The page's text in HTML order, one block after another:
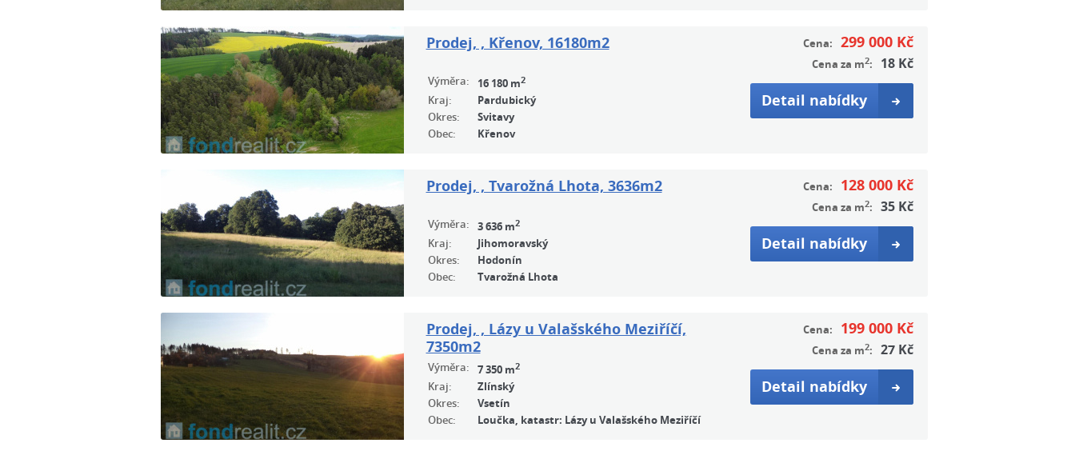
Prodej, , Křenov, 16180m2
Výměra: 16 180 m2
Kraj:
Pardubický
Okres:
Svitavy
Obec:
Křenov
Cena: 299 000 Kč
Cena za m2: 18 Kč
Detail nabídky
Prodej, , Tvarožná Lhota, 3636m2
Výměra: 3 636 m2
Kraj:
Jihomoravský
Okres:
Hodonín
Obec:
Tvarožná Lhota
Cena: 128 000 Kč
Cena za m2: 35 Kč
Detail nabídky
Prodej, , Lázy u Valašského Meziříčí,
7350m2
Výměra: 7 350 m2
Kraj:
Zlínský
Okres:
Vsetín
Obec:
Loučka, katastr: Lázy u Valašského Meziříčí
Cena: 199 000 Kč
Cena za m2: 27 Kč
Detail nabídky